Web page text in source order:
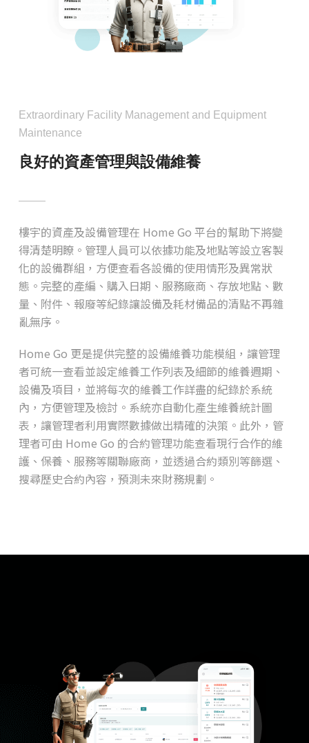
Extraordinary Facility Management and Equipment
Maintenance
良好的資產管理與設備維養
樓宇的資產及設備管理在 Home Go 平台的幫助下將變
得清楚明瞭。管理人員可以依據功能及地點等設立客製
化的設備群組，方便查看各設備的使用情形及異常狀
態。完整的產編、購入日期、服務廠商、存放地點、數
量、附件、報廢等紀錄讓設備及耗材備品的清點不再雜
亂無序。
Home Go 更是提供完整的設備維養功能模組，讓管理
者可統一查看並設定維養工作列表及細節的維養週期、
設備及項目，並將每次的維養工作詳盡的紀錄於系統
內，方便管理及檢討。系統亦自動化產生維養統計圖
表，讓管理者利用實際數據做出精確的決策。此外，管
理者可由 Home Go 的合約管理功能查看現行合作的維
護、保養、服務等關聯廠商，並透過合約類別等篩選、
搜尋歷史合約內容，預測未來財務規劃。